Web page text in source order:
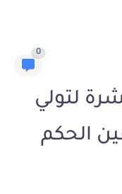
0
لتولي
الحكم